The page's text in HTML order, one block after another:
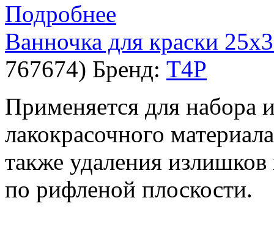
Подробнее
Ванночка для краски
767674) Бренд: T4P
Применяется для набора
лакокрасочного
также удаления
по рифленой плоскости.